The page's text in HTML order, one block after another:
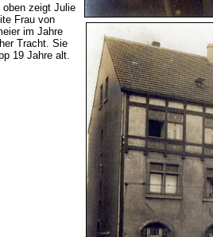
oben zeigt Julie
Frau von
im Jahre
Tracht. Sie
19 Jahre alt.